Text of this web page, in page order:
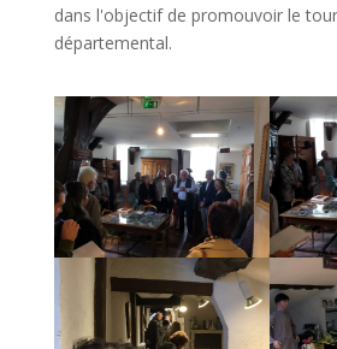
dans l'objectif de promouvoir le
départemental.